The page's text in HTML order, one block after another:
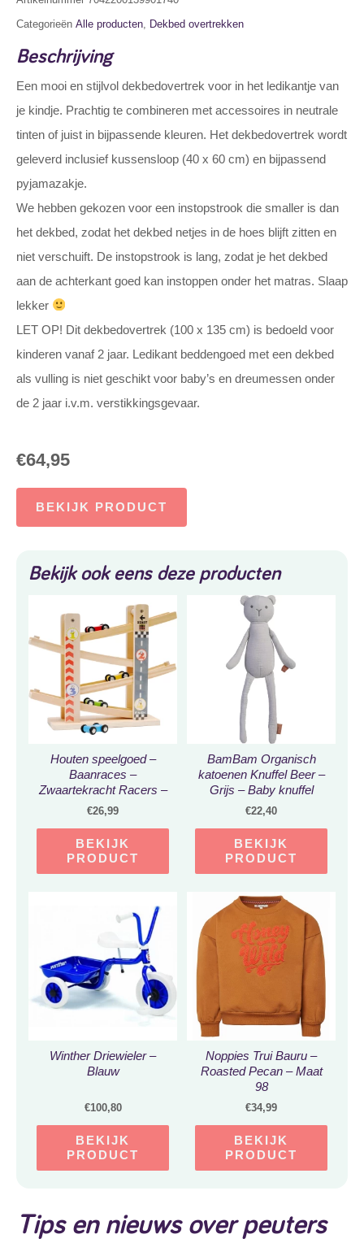
Categorieën Alle producten, Dekbed overtrekken
Beschrijving
Een mooi en stijlvol dekbedovertrek voor in het ledikantje van
je kindje. Prachtig te combineren met accessoires in neutrale
tinten of juist in bijpassende kleuren. Het dekbedovertrek wordt
geleverd inclusief kussensloop (40 x 60 cm) en bijpassend
pyjamazakje.
We hebben gekozen voor een instopstrook die smaller is dan
het dekbed, zodat het dekbed netjes in de hoes blijft zitten en
niet verschuift. De instopstrook is lang, zodat je het dekbed
aan de achterkant goed kan instoppen onder het matras. Slaap
lekker
LET OP! Dit dekbedovertrek (100 x 135 cm) is bedoeld voor
kinderen vanaf 2 jaar. Ledikant beddengoed met een dekbed
als vulling is niet geschikt voor baby’s en dreumessen onder
de 2 jaar i.v.m. verstikkingsgevaar.
€64,95
BEKIJK PRODUCT
Bekijk ook eens deze producten
Houten speelgoed –
Baanraces –
Zwaartekracht Racers –
Raceauto’s –
Speelgoed voor 2 jaar
oude jongens en meisjes
€26,99
BEKIJK
PRODUCT
BamBam Organisch
katoenen Knuffel Beer –
Grijs – Baby knuffel
€22,40
BEKIJK
PRODUCT
Winther Driewieler –
Blauw
€100,80
BEKIJK
PRODUCT
Noppies Trui Bauru –
Roasted Pecan – Maat
98
€34,99
BEKIJK
PRODUCT
Tips en nieuws over peuters